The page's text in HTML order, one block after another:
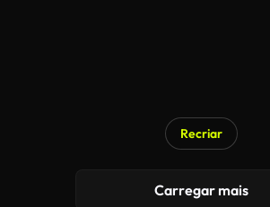
Recriar
Carregar mais